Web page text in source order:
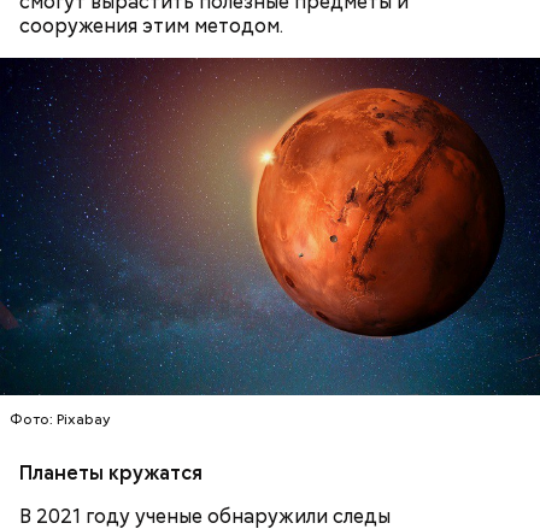
сооружения этим методом.
Фото: Pixabay
Планеты кружатся
В 2021 году ученые обнаружили следы
— Бояться шаровых молний не надо, важно
сохранять спокойствие. Обычная молния — это
серьезно, особенно если находитесь в воде, около
высоких зданий и предметов, около деревьев, —
отметил ученый.
Макеев ежегодно встречается с коллегами по
ликвидации аварии на Чернобыльской АЭС. По его
словам, «старая дружба не ржавеет». При встречах
ликвидаторы в основном разговаривают о личном,
о том, как дела, что нового произошло за год.